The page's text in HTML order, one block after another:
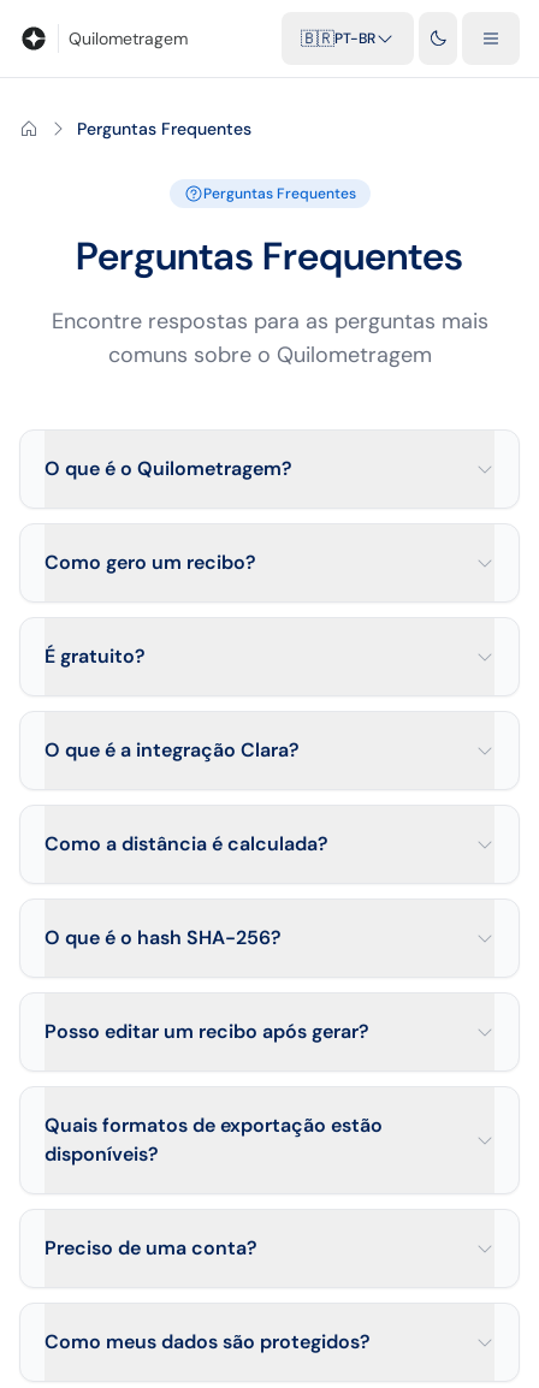
Quilometragem 🇧🇷PT-BR
Perguntas Frequentes
Perguntas Frequentes
Perguntas Frequentes
Encontre respostas para as perguntas mais
comuns sobre o Quilometragem
O que é o Quilometragem?
Como gero um recibo?
É gratuito?
O que é a integração Clara?
Como a distância é calculada?
O que é o hash SHA-256?
Posso editar um recibo após gerar?
Quais formatos de exportação estão
disponíveis?
Preciso de uma conta?
Como meus dados são protegidos?